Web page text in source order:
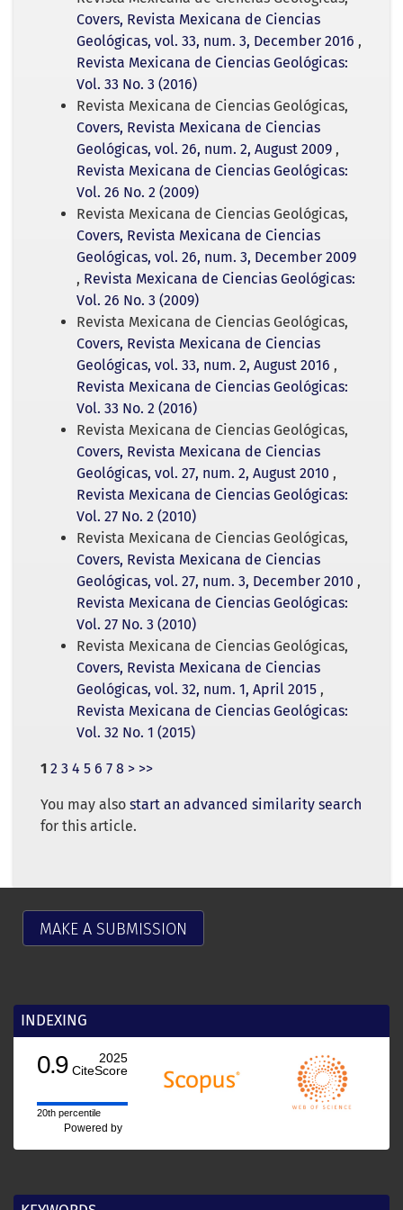
Covers, Revista Mexicana de Ciencias
Geológicas, vol. 33, num. 3, December 2016 ,
Revista Mexicana de Ciencias Geológicas:
Vol. 33 No. 3 (2016)
Revista Mexicana de Ciencias Geológicas,
Covers, Revista Mexicana de Ciencias
Geológicas, vol. 26, num. 2, August 2009 ,
Revista Mexicana de Ciencias Geológicas:
Vol. 26 No. 2 (2009)
Revista Mexicana de Ciencias Geológicas,
Covers, Revista Mexicana de Ciencias
Geológicas, vol. 26, num. 3, December 2009
, Revista Mexicana de Ciencias Geológicas:
Vol. 26 No. 3 (2009)
Revista Mexicana de Ciencias Geológicas,
Covers, Revista Mexicana de Ciencias
Geológicas, vol. 33, num. 2, August 2016 ,
Revista Mexicana de Ciencias Geológicas:
Vol. 33 No. 2 (2016)
Revista Mexicana de Ciencias Geológicas,
Covers, Revista Mexicana de Ciencias
Geológicas, vol. 27, num. 2, August 2010 ,
Revista Mexicana de Ciencias Geológicas:
Vol. 27 No. 2 (2010)
Revista Mexicana de Ciencias Geológicas,
Covers, Revista Mexicana de Ciencias
Geológicas, vol. 27, num. 3, December 2010 ,
Revista Mexicana de Ciencias Geológicas:
Vol. 27 No. 3 (2010)
Revista Mexicana de Ciencias Geológicas,
Covers, Revista Mexicana de Ciencias
Geológicas, vol. 32, num. 1, April 2015 ,
Revista Mexicana de Ciencias Geológicas:
Vol. 32 No. 1 (2015)
1 2 3 4 5 6 7 8 > >>
You may also start an advanced similarity search
for this article.
MAKE A SUBMISSION
INDEXING
0.9
2025
CiteScore
20th percentile
Powered by